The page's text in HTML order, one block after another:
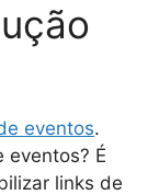
eventos.
eventos? É
links de